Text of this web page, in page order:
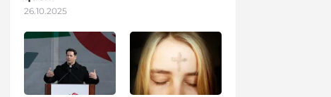
26.10.2025